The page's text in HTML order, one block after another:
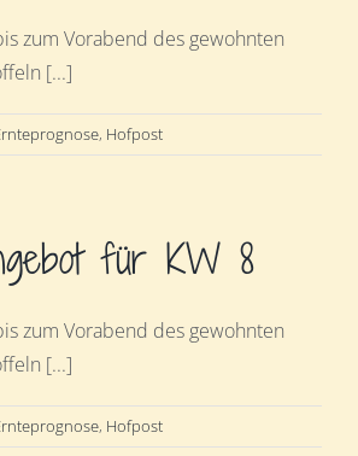
zum Vorabend des gewohnten
[...]
, Hofpost
für KW 8
zum Vorabend des gewohnten
[...]
, Hofpost